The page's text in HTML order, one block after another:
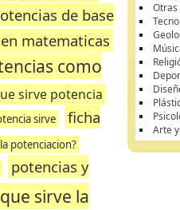
de base
matematicas
como
sirve potencia
sirve
ficha
potenciacion?
potencias y
sirve la
Arte